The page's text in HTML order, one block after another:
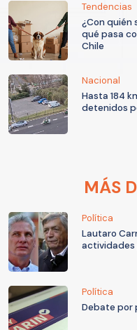
Tendencias
¿Con quién
qué pasa
Chile
Nacional
Hasta 184
detenidos
MÁS
Política
Lautaro
actividades
Política
Debate por